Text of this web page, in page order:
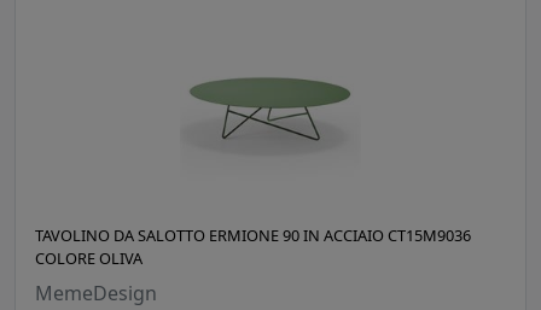
TAVOLINO DA SALOTTO ERMIONE 90 IN ACCIAIO CT15M9036
COLORE OLIVA
MemeDesign